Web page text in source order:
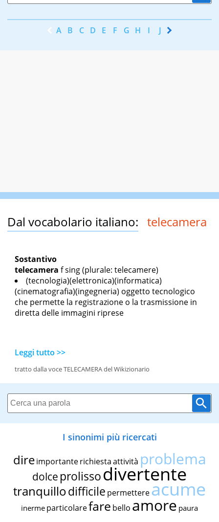
A B C D E F G H I J K
Dal vocabolario italiano: telecamera
Sostantivo
telecamera f sing(plurale: telecamere)
(tecnologia)(elettronica)(informatica)
(cinematografia)(ingegneria) oggetto tecnologico
che permette la registrazione o la trasmissione in
diretta delle immagini riprese
Leggi tutto >>
tratto dalla voce TELECAMERA del Wikizionario
I sinonimi più ricercati
dire importante richiestaattività problema
dolce prolissodivertente
tranquillodifficile permettereacume
inerme particolarefare bello amore paura